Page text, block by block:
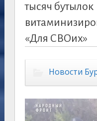
тысяч бутылок
«Для СВОих»
Новости